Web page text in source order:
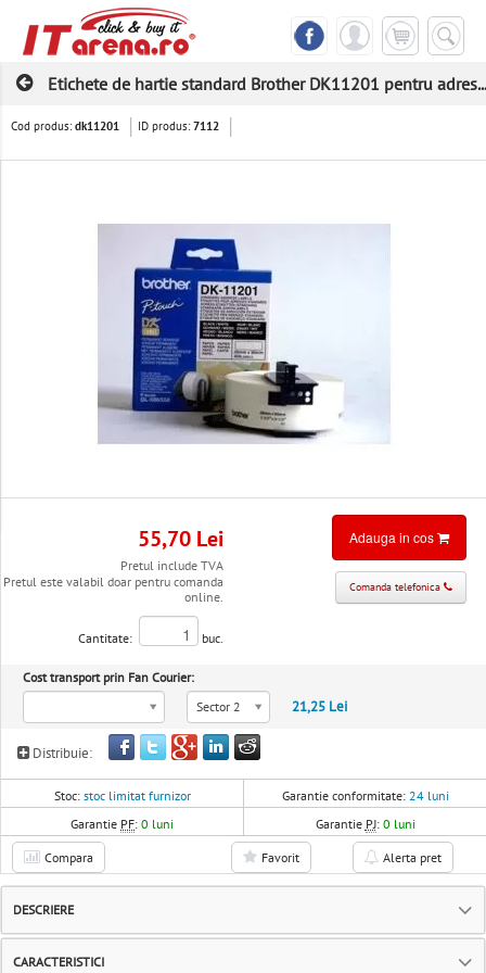
Etichete de hartie standard Brother DK11201 pentru adres...
Cod produs:dk11201 ID produs:7112
55,70 Lei
Pretul include TVA
Pretul este valabil doar pentru comanda
online.
Cantitate: buc.
Adauga in cos
Comanda telefonica
Cost transport prin Fan Courier:
Sector 2
21,25 Lei
Distribuie:
Stoc: stoc limitat furnizor Garantie conformitate: 24 luni
Garantie PF:0 luni Garantie PJ: 0 luni
Compara Favorit Alerta pret
DESCRIERE
CARACTERISTICI